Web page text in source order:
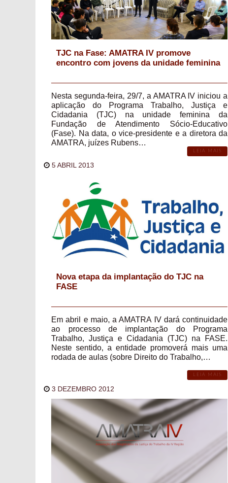
TJC na Fase: AMATRA IV promove
encontro com jovens da unidade feminina
Nesta segunda-feira, 29/7, a AMATRA IV iniciou a
aplicação do Programa Trabalho, Justiça e
Cidadania (TJC) na unidade feminina da
Fundação de Atendimento Sócio-Educativo
(Fase). Na data, o vice-presidente e a diretora da
AMATRA, juízes Rubens…
LEIA MAIS
5 ABRIL 2013
Nova etapa da implantação do TJC na
FASE
Em abril e maio, a AMATRA IV dará continuidade
ao processo de implantação do Programa
Trabalho, Justiça e Cidadania (TJC) na FASE.
Neste sentido, a entidade promoverá mais uma
rodada de aulas (sobre Direito do Trabalho,…
LEIA MAIS
3 DEZEMBRO 2012